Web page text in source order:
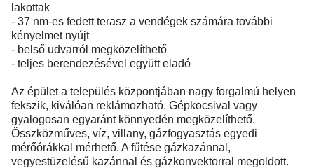
lakottak
- 37 nm-es fedett terasz a vendégek számára további
kényelmet nyújt
- belső udvarról megközelíthető
- teljes berendezésével együtt eladó
Az épület a település központjában nagy forgalmú helyen
fekszik, kiválóan reklámozható. Gépkocsival vagy
gyalogosan egyaránt könnyedén megközelíthető.
Összközműves, víz, villany, gázfogyasztás egyedi
mérőórákkal mérhető. A fűtése gázkazánnal,
vegyestüzelésű kazánnal és gázkonvektorral megoldott.